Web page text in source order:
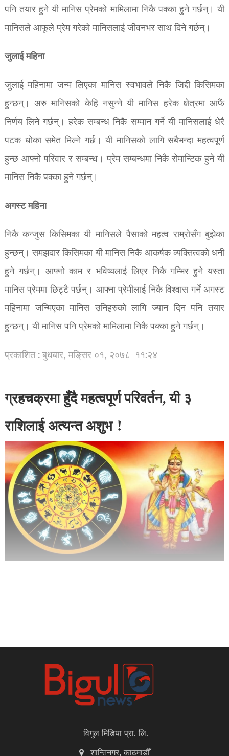
पनि तयार हुने यी मानिस प्रेमको मामिलामा निकै पक्का हुने गर्छन्। यी
मानिसले आफूले प्रेम गरेको मानिसलाई जीवनभर साथ दिने गर्छन्।
जुलाई महिना
जुलाई महिनामा जन्म लिएका मानिस स्वभावले निकै जिद्दी किसिमका
हुन्छन्। अरु मानिसको केहि नसुन्ने यी मानिस हरेक क्षेत्रमा आफैं
निर्णय लिने गर्छन्। हरेक सम्बन्ध निकै सम्मान गर्ने यी मानिसलाई धेरै
पटक धोका समेत मिल्ने गर्छ। यी मानिसको लागि सबैभन्दा महत्वपूर्ण
हुन्छ आफ्नो परिवार र सम्बन्ध। प्रेम सम्बन्धमा निकै रोमान्टिक हुने यी
मानिस निकै पक्का हुने गर्छन्।
अगस्ट महिना
निकै कन्जुस किसिमका यी मानिसले पैसाको महत्व राम्रोसँग बुझेका
हुन्छन्। समझदार किसिमका यी मानिस निकै आकर्षक व्यक्तित्वको धनी
हुने गर्छन्। आफ्नो काम र भविष्यलाई लिएर निकै गम्भिर हुने यस्ता
मानिस प्रेममा छिट्टै पर्छन्। आफ्ना प्रेमीलाई निकै विश्वास गर्ने अगस्ट
महिनामा जन्मिएका मानिस उनिहरुको लागि ज्यान दिन पनि तयार
हुन्छन्। यी मानिस पनि प्रेमको मामिलामा निकै पक्का हुने गर्छन्।
प्रकाशित : बुधबार, मङि्सर ०१, २०७८ ११:२४
ग्रहचक्रमा हुँदै महत्वपूर्ण परिवर्तन, यी ३
राशिलाई अत्यन्त अशुभ !
विगुल मिडिया प्रा. लि.